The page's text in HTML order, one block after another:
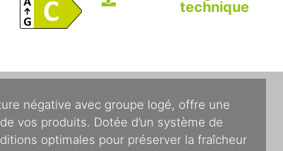
technique
négative avec groupe logé, offre une
vos produits. Dotée d’un système de
optimales pour préserver la fraîcheur